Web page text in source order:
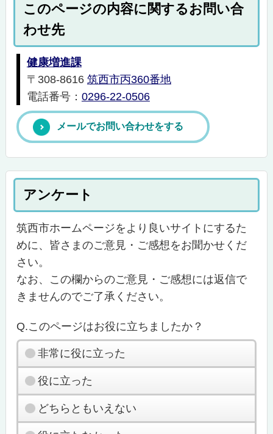
このページの内容に関するお問い合
わせ先
健康増進課
〒308-8616 筑西市丙360番地
電話番号： 0296-22-0506
メールでお問い合わせをする
アンケート
筑西市ホームページをより良いサイトにするた
めに、皆さまのご意見・ご感想をお聞かせくだ
さい。
なお、この欄からのご意見・ご感想には返信で
きませんのでご了承ください。
Q.このページはお役に立ちましたか？
非常に役に立った
役に立った
どちらともいえない